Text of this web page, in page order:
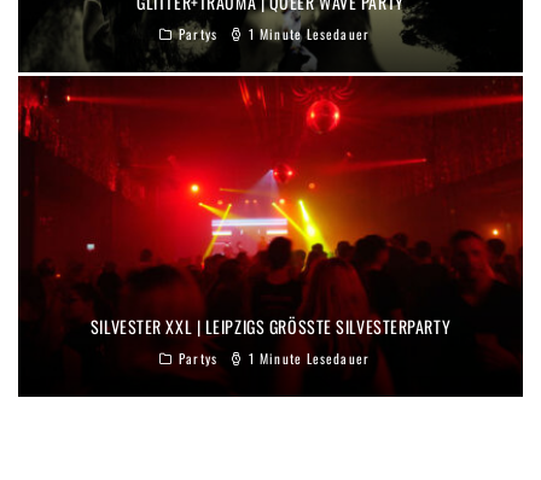
Partys 1 Minute Lesedauer
SILVESTER XXL | LEIPZIGS GRÖSSTE SILVESTERPARTY
Partys 1 Minute Lesedauer